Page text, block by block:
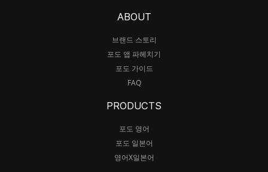
ABOUT
브랜드 스토리
포도 앱 파헤치기
포도 가이드
FAQ
PRODUCTS
포도 영어
포도 일본어
영어X일본어